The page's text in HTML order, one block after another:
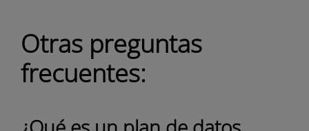
Otras preguntas
frecuentes: